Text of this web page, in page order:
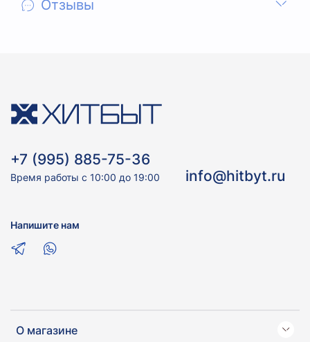
Отзывы
О магазине
+7 (995) 885-75-36
Время работы с 10:00 до 19:00 info@hitbyt.ru
Напишите нам